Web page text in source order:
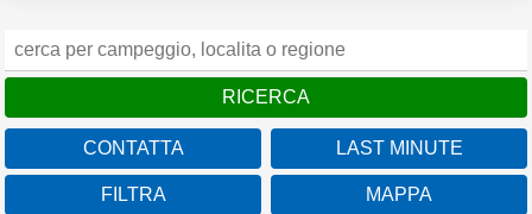
CONTATTA LAST MINUTE
FILTRA MAPPA